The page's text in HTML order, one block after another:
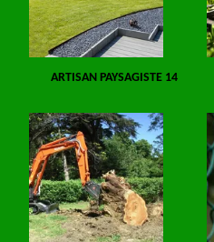
ARTISAN PAYSAGISTE 14